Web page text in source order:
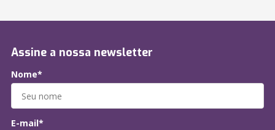
Assine a nossa newsletter
Nome*
E-mail*